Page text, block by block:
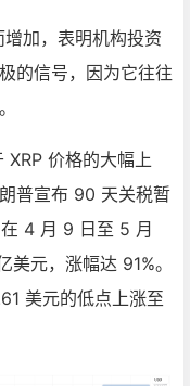
加，表明机构投资
的信号，因为它往往
XRP 价格的大幅上
普宣布 90 天关税暂
4 月 9 日至 5 月
元，涨幅达 91%。
美元的低点上涨至